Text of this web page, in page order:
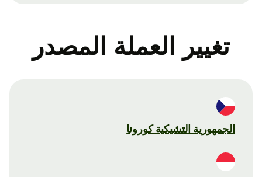
تغيير العملة المصدر
الجمهورية التشيكية كورونا